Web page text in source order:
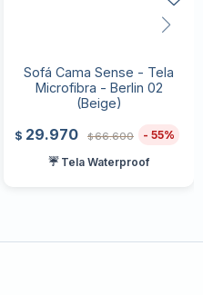
Sofá Cama Sense - Tela
Microfibra - Berlin 02
(Beige)
$ 29.970 $66.600
55
☔ Tela Waterproof